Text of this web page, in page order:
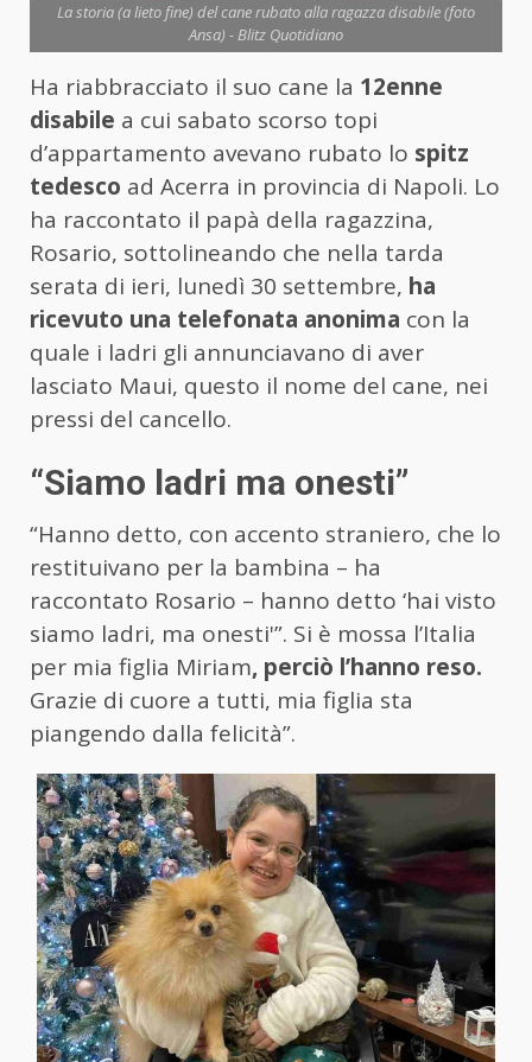
La storia (a lieto fine) del cane rubato alla ragazza disabile (foto
Ansa) - Blitz Quotidiano
Ha riabbracciato il suo cane la 12enne
disabile a cui sabato scorso topi
d’appartamento avevano rubato lo spitz
tedesco ad Acerra in provincia di Napoli. Lo
ha raccontato il papà della ragazzina,
Rosario, sottolineando che nella tarda
serata di ieri, lunedì 30 settembre, ha
ricevuto una telefonata anonima con la
quale i ladri gli annunciavano di aver
lasciato Maui, questo il nome del cane, nei
pressi del cancello.
“Siamo ladri ma onesti”
“Hanno detto, con accento straniero, che lo
restituivano per la bambina – ha
raccontato Rosario – hanno detto ‘hai visto
siamo ladri, ma onesti'”. Si è mossa l’Italia
per mia figlia Miriam, perciò l’hanno reso.
Grazie di cuore a tutti, mia figlia sta
piangendo dalla felicità”.